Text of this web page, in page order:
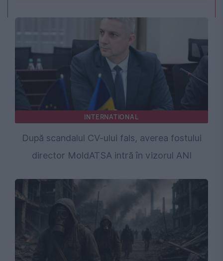
INTERNATIONAL
După scandalul CV-ului fals, averea fostului
director MoldATSA intră în vizorul ANI